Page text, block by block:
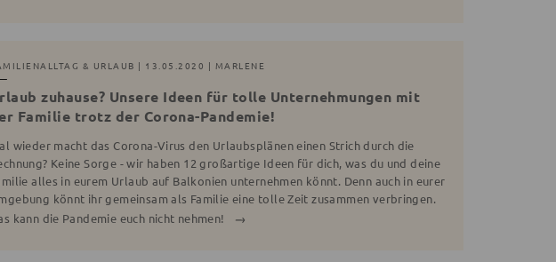
& URLAUB | 13.05.2020 | MARLENE
zuhause? Unsere Ideen für tolle Unternehmungen mit
Familie trotz der Corona-Pandemie!
wieder macht das Corona-Virus den Urlaubsplänen einen Strich durch die
Keine Sorge - wir haben 12 großartige Ideen für dich, was du und deine
alles in eurem Urlaub auf Balkonien unternehmen könnt. Denn auch in eurer
könnt ihr gemeinsam als Familie eine tolle Zeit zusammen verbringen.
kann die Pandemie euch nicht nehmen!